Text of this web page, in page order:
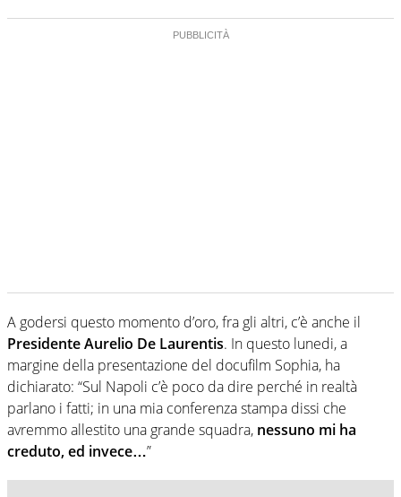
A godersi questo momento d’oro, fra gli altri, c’è anche il
Presidente Aurelio De Laurentis. In questo lunedi, a
margine della presentazione del docufilm Sophia, ha
dichiarato: “Sul Napoli c’è poco da dire perché in realtà
parlano i fatti; in una mia conferenza stampa dissi che
avremmo allestito una grande squadra, nessuno mi ha
creduto, ed invece…”